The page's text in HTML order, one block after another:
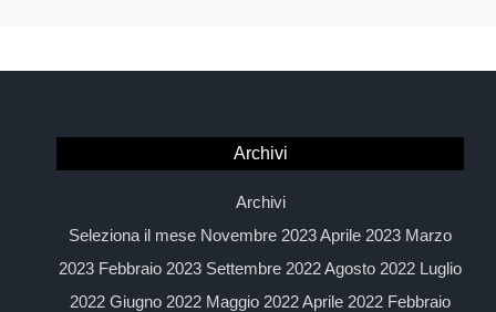
Archivi
Archivi
Seleziona il mese Novembre 2023 Aprile 2023 Marzo
2023 Febbraio 2023 Settembre 2022 Agosto 2022 Luglio
2022 Giugno 2022 Maggio 2022 Aprile 2022 Febbraio